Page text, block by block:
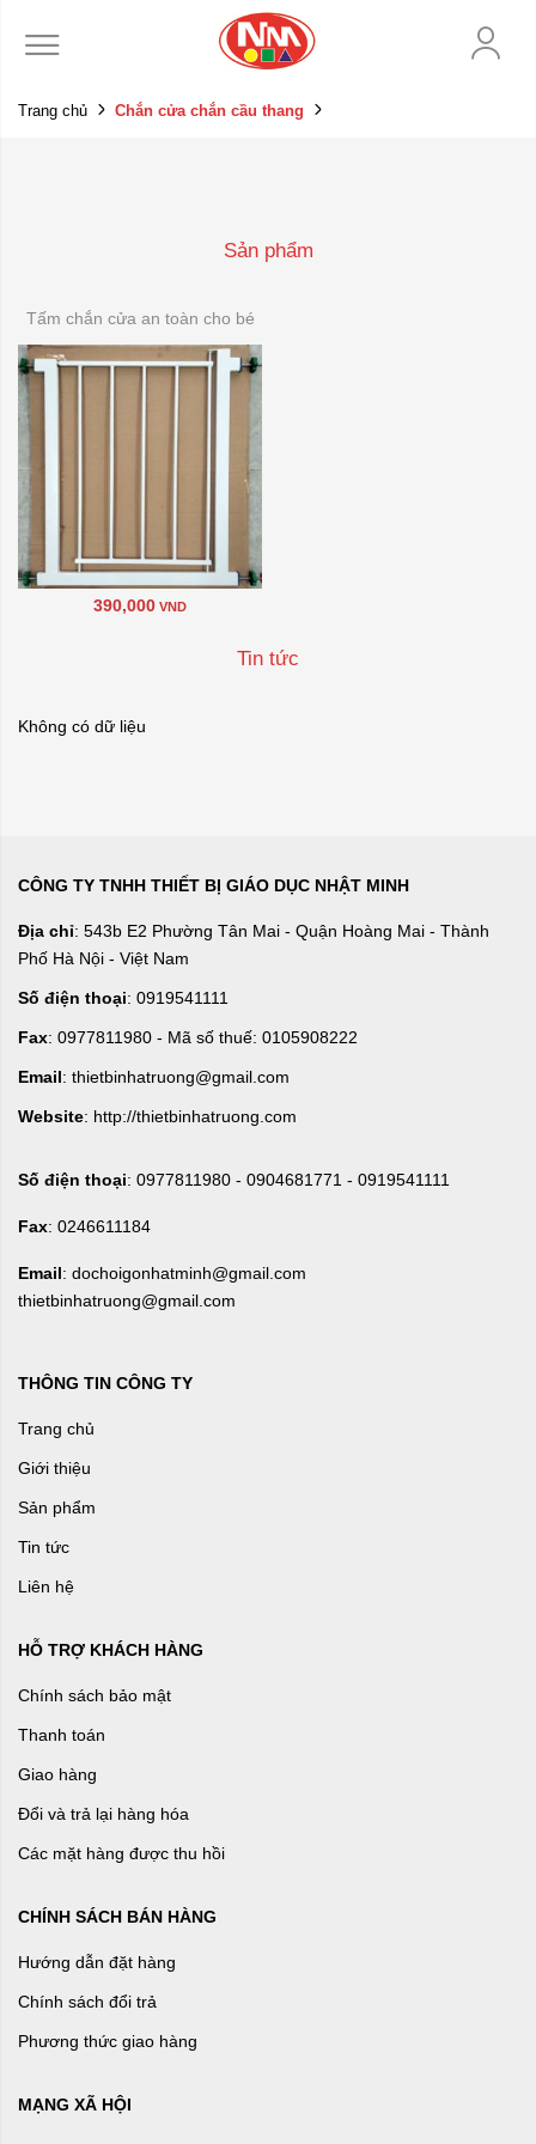
Trang chủ Chắn cửa chắn cầu thang
Sản phẩm
Tấm chắn cửa an toàn cho bé
390,000 VND
Tin tức
Không có dữ liệu
CÔNG TY TNHH THIẾT BỊ GIÁO DỤC NHẬT MINH
Địa chỉ: 543b E2 Phường Tân Mai - Quận Hoàng Mai - Thành
Phố Hà Nội - Việt Nam
Số điện thoại: 0919541111
Fax: 0977811980 - Mã số thuế: 0105908222
Email: thietbinhatruong@gmail.com
Website: http://thietbinhatruong.com
Số điện thoại: 0977811980 - 0904681771 - 0919541111
Fax: 0246611184
Email: dochoigonhatminh@gmail.com
thietbinhatruong@gmail.com
THÔNG TIN CÔNG TY
Trang chủ
Giới thiệu
Sản phẩm
Tin tức
Liên hệ
HỖ TRỢ KHÁCH HÀNG
Chính sách bảo mật
Thanh toán
Giao hàng
Đổi và trả lại hàng hóa
Các mặt hàng được thu hồi
CHÍNH SÁCH BÁN HÀNG
Hướng dẫn đặt hàng
Chính sách đổi trả
Phương thức giao hàng
MẠNG XÃ HỘI